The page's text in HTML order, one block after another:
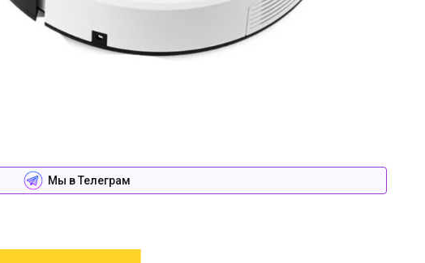
Мы в Телеграм